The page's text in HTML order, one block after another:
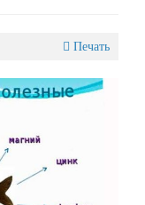
Печать